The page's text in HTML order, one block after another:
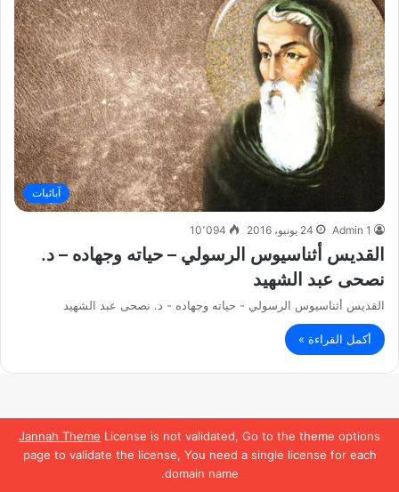
Jannah Theme License is not validated, Go to the theme options
page to validate the license, You need a single license for each
domain name.
آبائيات
Admin 1 24 يونيو، 2016 10٬094
القديس أثناسيوس الرسولي – حياته وجهاده – د.
نصحى عبد الشهيد
القديس أثناسيوس الرسولي - حياته وجهاده - د. نصحى عبد الشهيد
أكمل القراءة »